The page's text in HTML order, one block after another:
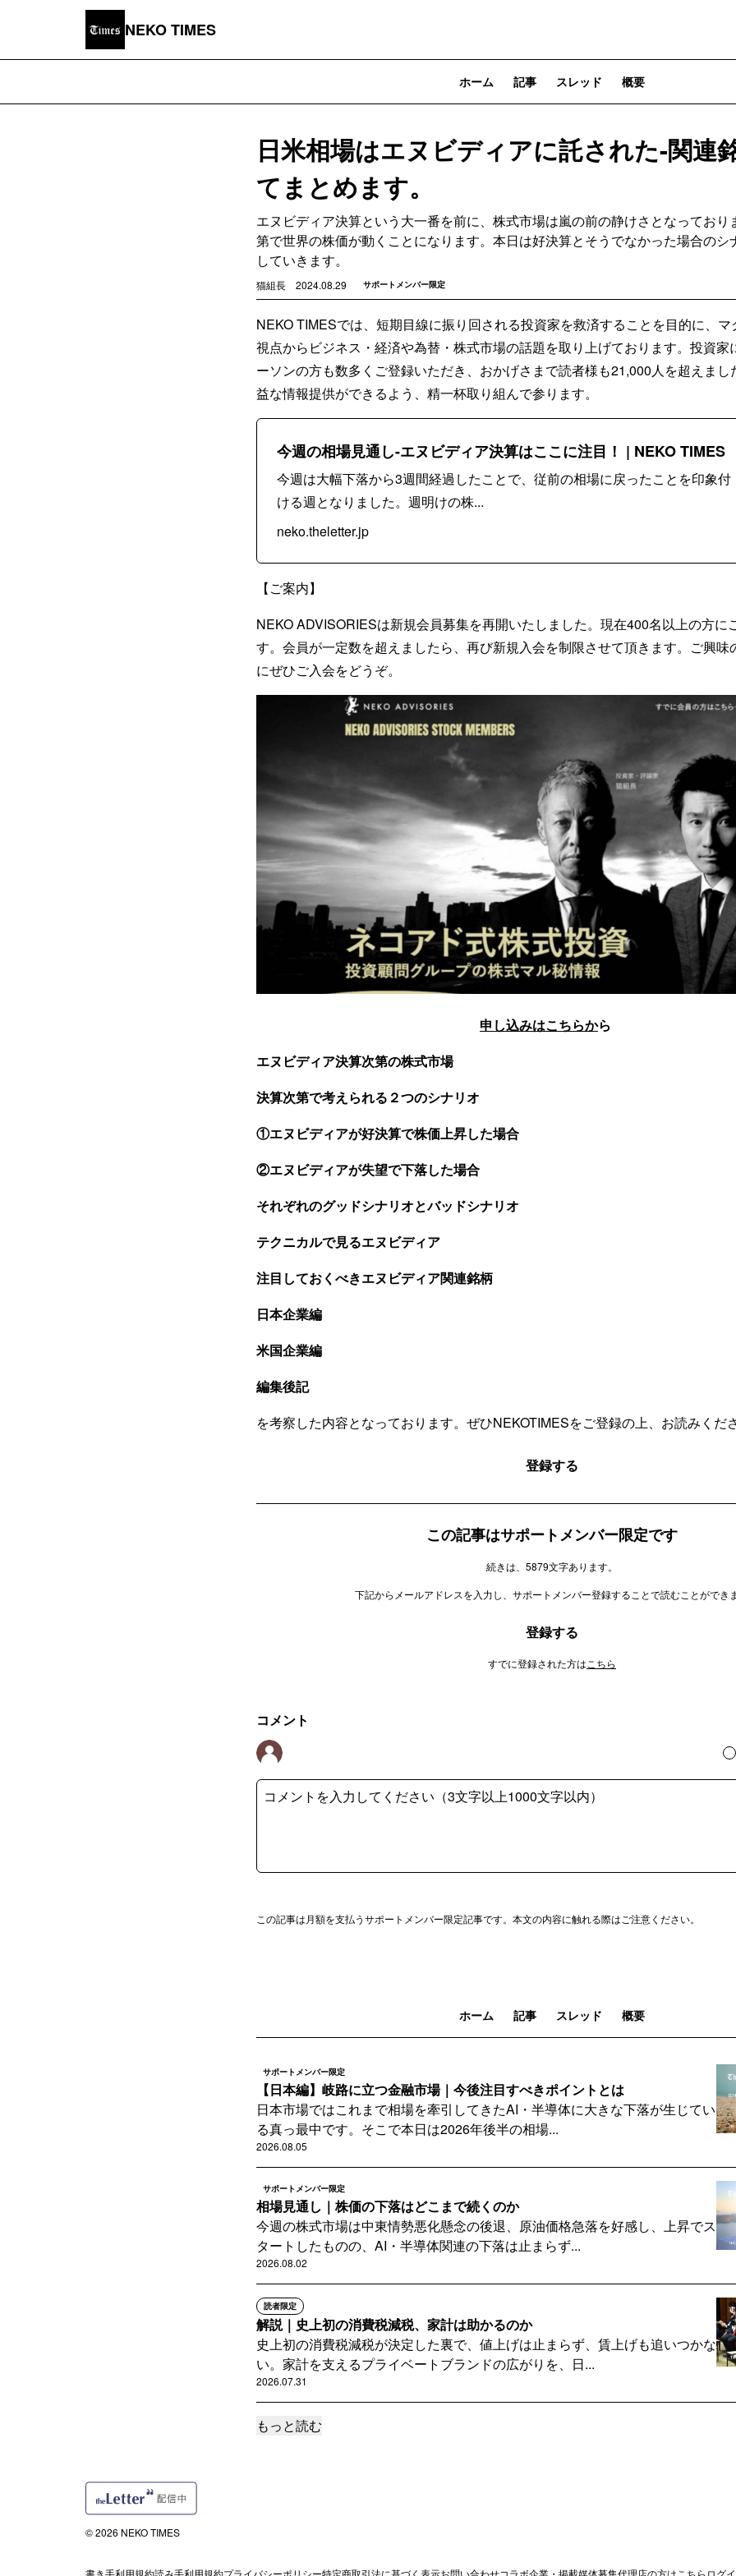
NEKO TIMES
ホーム 記事 スレッド 概要
日米相場はエヌビディアに託された-関連
てまとめます。
エヌビディア決算という大一番を前に、株式市場は嵐の前の静けさとなっており
第で世界の株価が動くことになります。本日は好決算とそうでなかった場合のシ
していきます。
猫組長 2024.08.29 サポートメンバー限定
NEKO TIMESでは、短期目線に振り回される投資家を救済することを目的に、
視点からビジネス・経済や為替・株式市場の話題を取り上げております。投資家
ーソンの方も数多くご登録いただき、おかげさまで読者様も21,000人を超えまし
益な情報提供ができるよう、精一杯取り組んで参ります。
今週の相場見通し-エヌビディア決算はここに注目！ | NEKO TIMES
今週は大幅下落から3週間経過したことで、従前の相場に戻ったことを印象付
ける週となりました。週明けの株...
neko.theletter.jp
【ご案内】
NEKO ADVISORIESは新規会員募集を再開いたしました。現在400名以上の方に
す。会員が一定数を超えましたら、再び新規入会を制限させて頂きます。ご興味
にぜひご入会をどうぞ。
申し込みはこちらから
エヌビディア決算次第の株式市場
決算次第で考えられる２つのシナリオ
①エヌビディアが好決算で株価上昇した場合
②エヌビディアが失望で下落した場合
それぞれのグッドシナリオとバッドシナリオ
テクニカルで見るエヌビディア
注目しておくべきエヌビディア関連銘柄
日本企業編
米国企業編
編集後記
を考察した内容となっております。ぜひNEKOTIMESをご登録の上、お読みくだ
登録する
この記事はサポートメンバー限定です
続きは、5879文字あります。
下記からメールアドレスを入力し、サポートメンバー登録することで読むことができ
登録する
すでに登録された方は こちら
コメント
この記事は月額を支払うサポートメンバー限定記事です。本文の内容に触れる際はご注意ください。
ホーム 記事 スレッド 概要
サポートメンバー限定
【日本編】岐路に立つ金融市場｜今後注目すべきポイントとは
日本市場ではこれまで相場を牽引してきたAI・半導体に大きな下落が生じてい
る真っ最中です。そこで本日は2026年後半の相場...
2026.08.05
サポートメンバー限定
相場見通し｜株価の下落はどこまで続くのか
今週の株式市場は中東情勢悪化懸念の後退、原油価格急落を好感し、上昇でス
タートしたものの、AI・半導体関連の下落は止まらず...
2026.08.02
読者限定
解説｜史上初の消費税減税、家計は助かるのか
史上初の消費税減税が決定した裏で、値上げは止まらず、賃上げも追いつかな
い。家計を支えるプライベートブランドの広がりを、日...
2026.07.31
サポートメンバー限定
もっと読む
© 2026 NEKO TIMES